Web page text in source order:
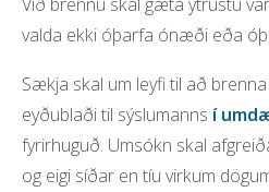
Við brennu skal gæta ýtrustu
valda ekki óþarfa ónæði eða
Sækja skal um leyfi til að
eyðublaði til sýslumanns í
fyrirhuguð. Umsókn skal
og eigi síðar en tíu virkum
Vatnsvernd
mengun lofts, láðs
Starfsemi
Vöktun á
Gæði lofts, vatns